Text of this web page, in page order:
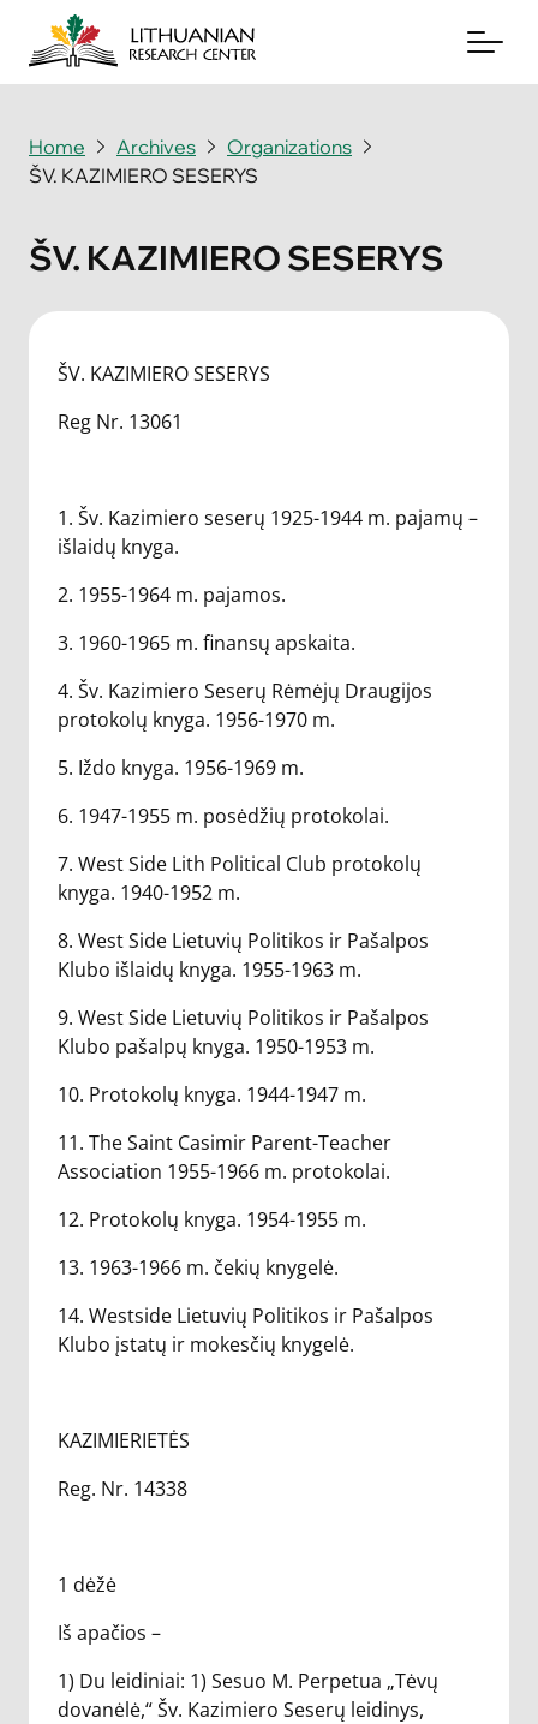
About
News & Events
Contact Us
Home Archives
Organizations
ŠV. KAZIMIERO SESERYS
ŠV. KAZIMIERO SESERYS
ŠV. KAZIMIERO SESERYS
Reg Nr. 13061
1. Šv. Kazimiero seserų 1925-1944 m. pajamų –
išlaidų knyga.
2. 1955-1964 m. pajamos.
3. 1960-1965 m. finansų apskaita.
4. Šv. Kazimiero Seserų Rėmėjų Draugijos
protokolų knyga. 1956-1970 m.
5. Iždo knyga. 1956-1969 m.
6. 1947-1955 m. posėdžių protokolai.
7. West Side Lith Political Club protokolų
knyga. 1940-1952 m.
8. West Side Lietuvių Politikos ir Pašalpos
Klubo išlaidų knyga. 1955-1963 m.
9. West Side Lietuvių Politikos ir Pašalpos
Klubo pašalpų knyga. 1950-1953 m.
10. Protokolų knyga. 1944-1947 m.
11. The Saint Casimir Parent-Teacher
Association 1955-1966 m. protokolai.
12. Protokolų knyga. 1954-1955 m.
13. 1963-1966 m. čekių knygelė.
14. Westside Lietuvių Politikos ir Pašalpos
Klubo įstatų ir mokesčių knygelė.
KAZIMIERIETĖS
Reg. Nr. 14338
1 dėžė
Iš apačios –
1) Du leidiniai: 1) Sesuo M. Perpetua „Tėvų
dovanėlė,“ Šv. Kazimiero Seserų leidinys,